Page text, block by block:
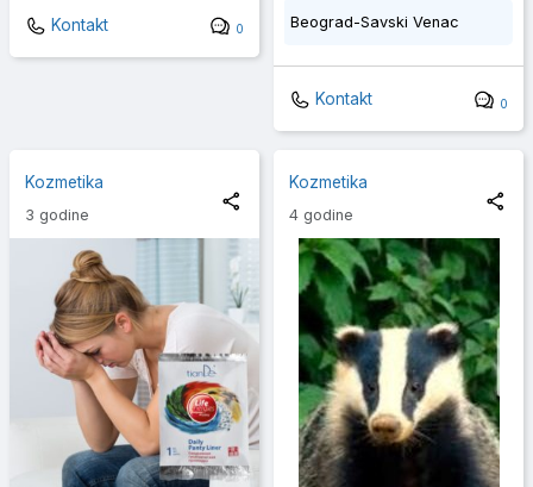
Kontakt 0 Beograd-Savski Venac
Kontakt 0
Kozmetika
3 godine
Kozmetika
4 godine